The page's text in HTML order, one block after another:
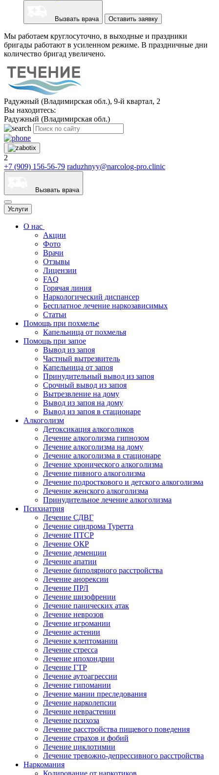
Вызвать врача Оставить заявку
Мы работаем круглосуточно, в выходные и праздники
бригады работают в усиленном режиме. В праздничные дни
количество бригад увеличено.
Радужный (Владимирская обл.), 9-й квартал, 2
Вы находитесь:
Радужный (Владимирская обл.)
2
+7 (909) 156-56-79 raduzhnyy@narcolog-pro.clinic
Вызвать врача
Услуги
О нас
Акции
Фото
Врачи
Отзывы
Лицензии
FAQ
Горячая линия
Наркологический диспансер
Бесплатное лечение наркозависимых
Статьи
Помощь при похмелье
Капельница от похмелья
Помощь при запое
Вывод из запоя
Частный вытрезвитель
Капельница от запоя
Принудительный вывод из запоя
Срочный вывод из запоя
Вытрезвление на дому
Вывод из запоя на дому
Вывод из запоя в стационаре
Алкоголизм
Детоксикация алкоголиков
Лечение алкоголизма гипнозом
Лечение алкоголизма на дому
Лечение алкоголизма в стационаре
Лечение хронического алкоголизма
Лечение пивного алкоголизма
Лечение подросткового и детского алкоголизма
Лечение женского алкоголизма
Принудительное лечение алкоголизма
Психиатрия
Лечение СДВГ
Лечение синдрома Туретта
Лечение ПТСР
Лечение ОКР
Лечение деменции
Лечение апатии
Лечение биполярного расстройства
Лечение анорексии
Лечение ПРЛ
Лечение шизофрении
Лечение панических атак
Лечение неврозов
Лечение игромании
Лечение астении
Лечение клептомании
Лечение стресса
Лечение ипохондрии
Лечение ГТР
Лечение аутоагрессии
Лечение гипомании
Лечение мании преследования
Лечение нарколепсии
Лечение неврастении
Лечение психоза
Лечение расстройства пищевого поведения
Лечение страхов и фобий
Лечение циклотимии
Лечение тревожно-депрессивного расстройства
Наркомания
Кодирование от наркотиков